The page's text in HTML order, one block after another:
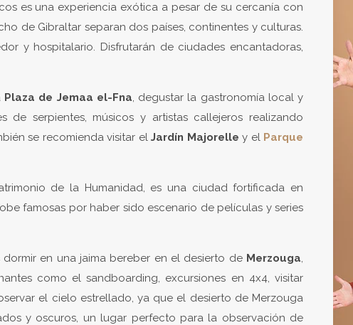
es una experiencia exótica a pesar de su cercanía con
de Gibraltar separan dos países, continentes y culturas.
y hospitalario. Disfrutarán de ciudades encantadoras,
Plaza de Jemaa el-Fna, degustar la gastronomía local y
de serpientes, músicos y artistas callejeros realizando
se recomienda visitar elJardín Majorelle y el Parque
de la Humanidad, es una ciudad fortificada en
famosas por haber sido escenario de películas y series
en una jaima bereber en el desierto de Merzouga,
como el sandboarding, excursiones en 4x4, visitar
el cielo estrellado, ya que el desierto de Merzouga
y oscuros, un lugar perfecto para la observación de